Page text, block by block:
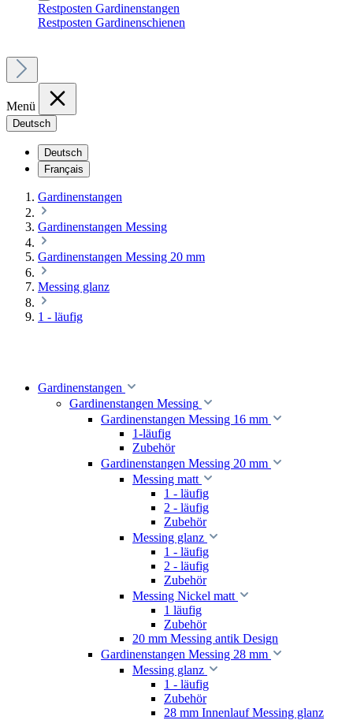
Restposten Gardinenstangen
Restposten Gardinenschienen
Menü
Deutsch
Deutsch
Français
Gardinenstangen
Gardinenstangen Messing
Gardinenstangen Messing 20 mm
Messing glanz
1 - läufig
Gardinenstangen
Gardinenstangen Messing
Gardinenstangen Messing 16 mm
1-läufig
Zubehör
Gardinenstangen Messing 20 mm
Messing matt
1 - läufig
2 - läufig
Zubehör
Messing glanz
1 - läufig
2 - läufig
Zubehör
Messing Nickel matt
1 läufig
Zubehör
20 mm Messing antik Design
Gardinenstangen Messing 28 mm
Messing glanz
1 - läufig
Zubehör
28 mm Innenlauf Messing glanz